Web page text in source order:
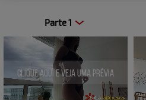
Parte 1
Clique aqui e veja uma prévia